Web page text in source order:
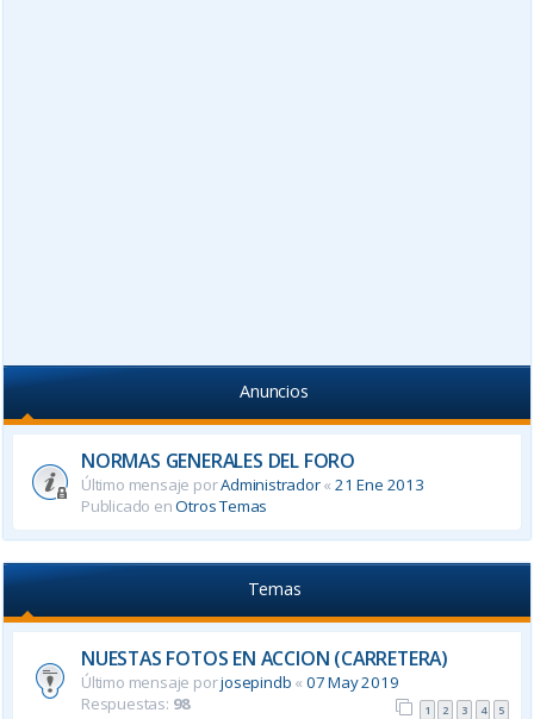
Anuncios
NORMAS GENERALES DEL FORO
Último mensaje porAdministrador«21 Ene 2013
Publicado enOtros Temas
Temas
NUESTAS FOTOS EN ACCION (CARRETERA)
Último mensaje porjosepindb « 07 May 2019
Respuestas: 98 1 2 3 4 5